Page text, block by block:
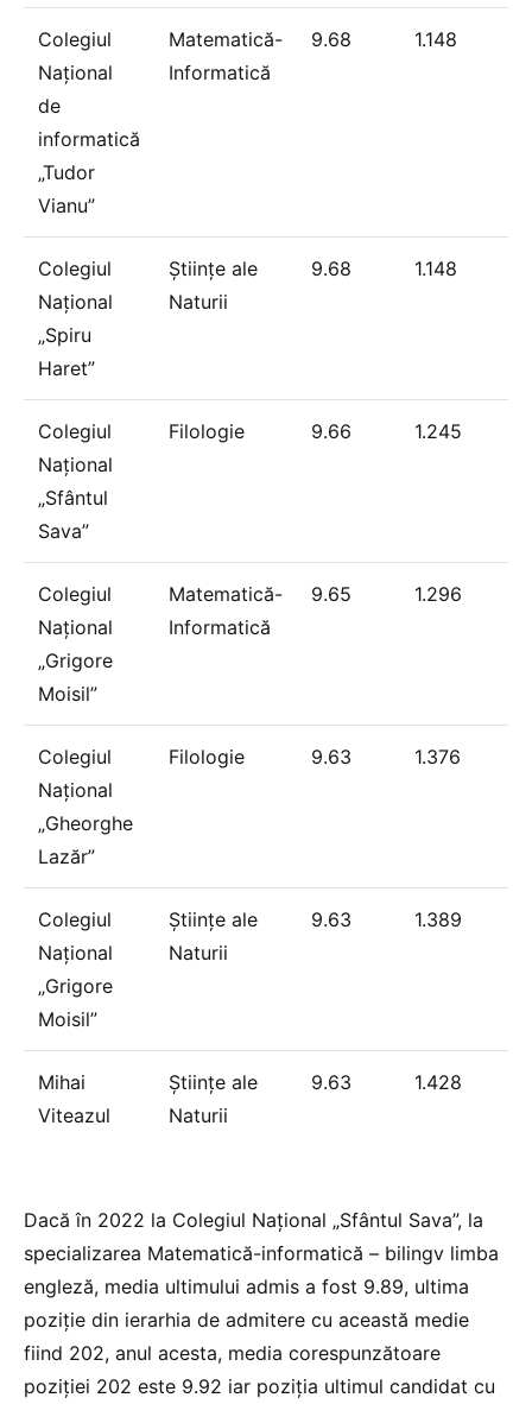
Colegiul
Național
de
informatică
„Tudor
Vianu”
Matematică-
Informatică
9.68 1.148
Colegiul
Național
„Spiru
Haret”
Științe ale
Naturii
9.68 1.148
Colegiul
Național
„Sfântul
Sava”
Filologie 9.66 1.245
Colegiul
Național
„Grigore
Moisil”
Matematică-
Informatică
9.65 1.296
Colegiul
Național
„Gheorghe
Lazăr”
Filologie 9.63 1.376
Colegiul
Național
„Grigore
Moisil”
Științe ale
Naturii
9.63 1.389
Mihai
Viteazul
Științe ale
Naturii
9.63 1.428
Dacă în 2022 la Colegiul Național „Sfântul Sava”, la
specializarea Matematică-informatică – bilingv limba
engleză, media ultimului admis a fost 9.89, ultima
poziție din ierarhia de admitere cu această medie
fiind 202, anul acesta, media corespunzătoare
poziției 202 este 9.92 iar poziția ultimul candidat cu